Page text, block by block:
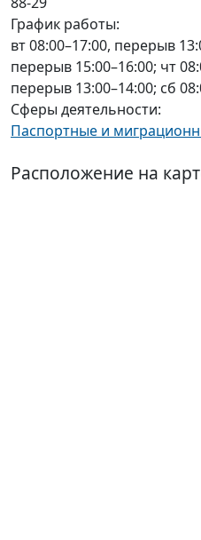
График работы:
вт 08:00–17:00, перерыв
перерыв 15:00–16:00; чт
перерыв 13:00–14:00; сб
Сферы деятельности:
Паспортные и
Расположение на